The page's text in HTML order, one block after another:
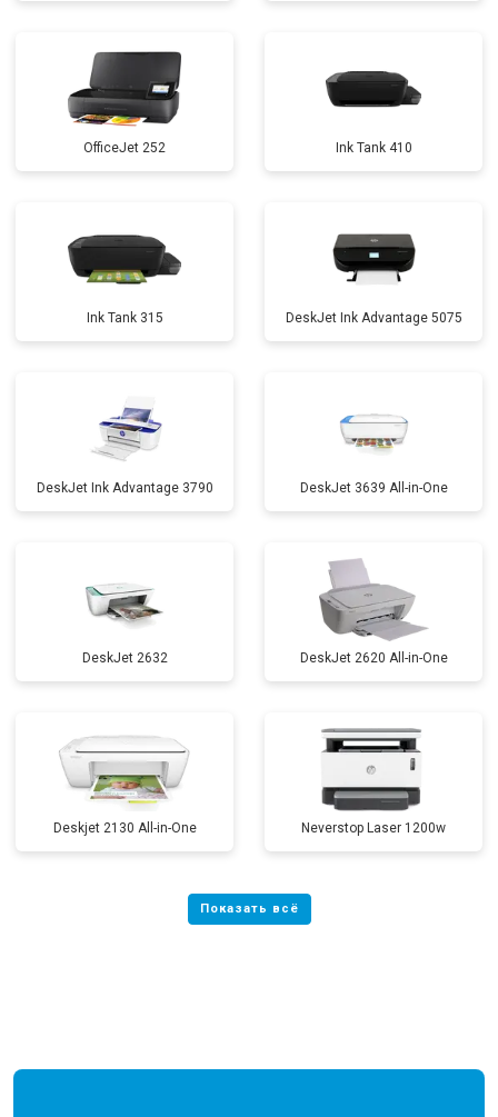
OfficeJet 252 Ink Tank 410
Ink Tank 315 DeskJet Ink Advantage 5075
DeskJet Ink Advantage 3790 DeskJet 3639 All-in-One
DeskJet 2632 DeskJet 2620 All-in-One
Deskjet 2130 All-in-One Neverstop Laser 1200w